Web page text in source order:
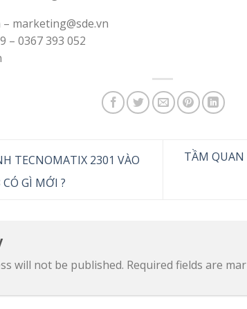
– marketing@sde.vn
– 0367 393 052
TECNOMATIX 2301 VÀO
GÌ MỚI ?
TẦM QUAN
will not be published. Required fields are